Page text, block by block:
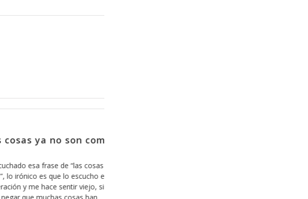
de empezar el
nos deben de quedar mas que
de los Cielos no caben los
no se lo digo con el afán de